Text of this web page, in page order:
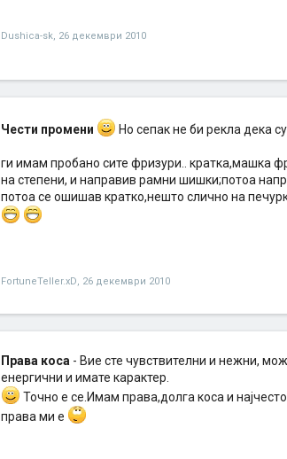
Dushica-sk, 26 декември 2010
Чести промени Но сепак не би рекла дека
ги имам пробано сите фризури.. кратка,машка
на степени, и направив рамни шишки;потоа
потоа се ошишав кратко,нешто слично на
FortuneTeller.xD, 26 декември 2010
Права коса - Вие сте чувствителни и нежни,
енергични и имате карактер.
Точно е се.Имам права,долга коса и
права ми е